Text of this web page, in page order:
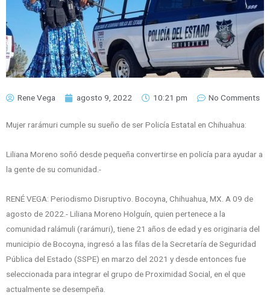
Rene Vega agosto 9, 2022 10:21 pm No Comments
Mujer rarámuri cumple su sueño de ser Policía Estatal en Chihuahua:
Liliana Moreno soñó desde pequeña convertirse en policía para ayudar a
la gente de su comunidad.-
RENÉ VEGA: Periodismo Disruptivo. Bocoyna, Chihuahua, MX. A 09 de
agosto de 2022.- Liliana Moreno Holguín, quien pertenece a la
comunidad ralámuli (rarámuri), tiene 21 años de edad y es originaria del
municipio de Bocoyna, ingresó a las filas de la Secretaría de Seguridad
Pública del Estado (SSPE) en marzo del 2021 y desde entonces fue
seleccionada para integrar el grupo de Proximidad Social, en el que
actualmente se desempeña.